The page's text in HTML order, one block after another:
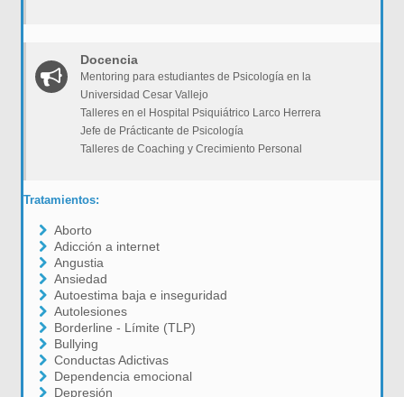
Docencia
Mentoring para estudiantes de Psicología en la
Universidad Cesar Vallejo
Talleres en el Hospital Psiquiátrico Larco Herrera
Jefe de Prácticante de Psicología
Talleres de Coaching y Crecimiento Personal
Tratamientos:
Aborto
Adicción a internet
Angustia
Ansiedad
Autoestima baja e inseguridad
Autolesiones
Borderline - Límite (TLP)
Bullying
Conductas Adictivas
Dependencia emocional
Depresión